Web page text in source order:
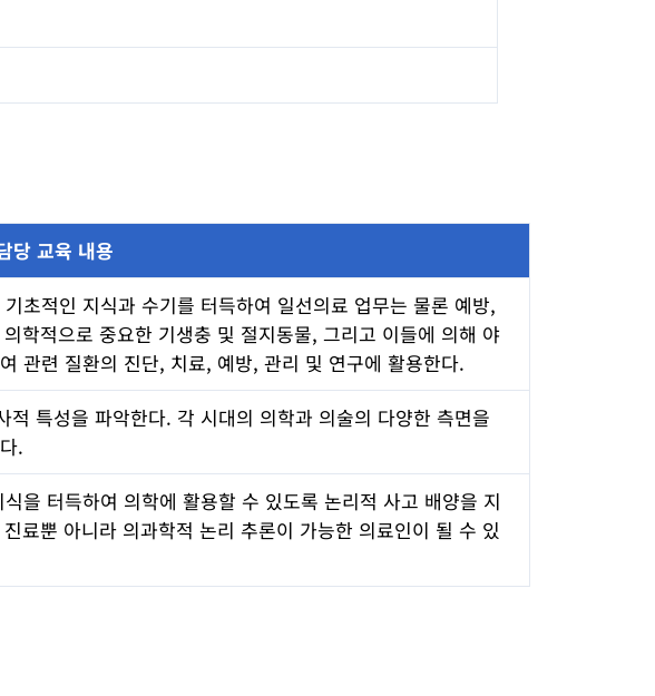
당 교육 내용
초적인 지식과 수기를 터득하여 일선의료 업무는 물론 예방,
학적으로 중요한 기생충 및 절지동물, 그리고 이들에 의해 야
관련 질환의 진단, 치료, 예방, 관리 및 연구에 활용한다.
특성을 파악한다. 각 시대의 의학과 의술의 다양한 측면을
.
을 터득하여 의학에 활용할 수 있도록 논리적 사고 배양을 지
료뿐 아니라 의과학적 논리 추론이 가능한 의료인이 될 수 있